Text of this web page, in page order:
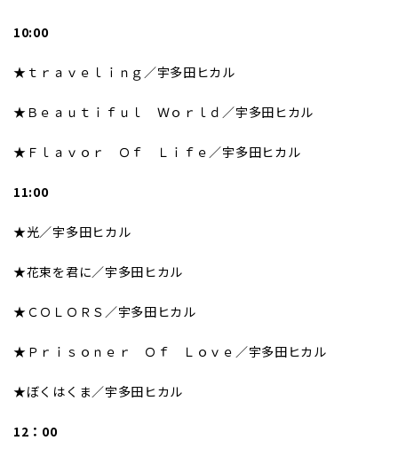
10:00
★ｔｒａｖｅｌｉｎｇ／宇多田ヒカル
★Ｂｅａｕｔｉｆｕｌ Ｗｏｒｌｄ／宇多田ヒカル
★Ｆｌａｖｏｒ Ｏｆ Ｌｉｆｅ／宇多田ヒカル
11:00
★光／宇多田ヒカル
★花束を君に／宇多田ヒカル
★ＣＯＬＯＲＳ／宇多田ヒカル
★Ｐｒｉｓｏｎｅｒ Ｏｆ Ｌｏｖｅ／宇多田ヒカル
★ぼくはくま／宇多田ヒカル
12：00